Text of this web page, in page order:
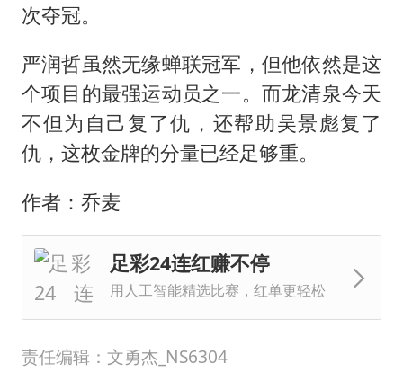
次夺冠。
严润哲虽然无缘蝉联冠军，但他依然是这
个项目的最强运动员之一。而龙清泉今天
不但为自己复了仇，还帮助吴景彪复了
仇，这枚金牌的分量已经足够重。
作者：乔麦
足彩24连红赚不停
用人工智能精选比赛，红单更轻松
责任编辑：文勇杰_NS6304